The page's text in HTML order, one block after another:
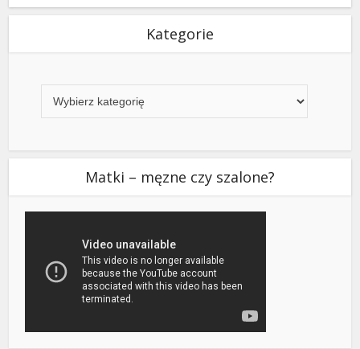
Kategorie
Matki – męzne czy szalone?